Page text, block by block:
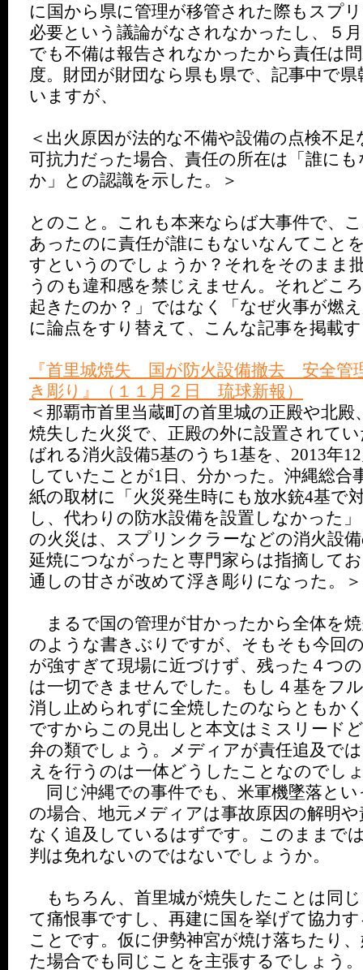
に国から県に管理が移管された際もスプ
必要という議論がなされなかったし、５
でも不備は報告されなかったから責任は
度。財団が財団なら県も県で、記事中で
いますが、
＜出火原因が法的な不備や設備の点検不
可抗力だった場合、責任の所在は「誰に
か」との認識を示した。＞
とのこと。これも本来ならば大事件で、
あったのに責任が誰にもないなんてこと
すというのでしょうか？それをそのまま
うのも違和感を禁じえません。それどこ
起きたのか？」ではなく「なぜ火事が燃
に論点をすり替えて、こんな記事を掲載
『首里城焼失 国が防火設備撤去 安全管
き彫り』（１１月２日 琉球新報）
＜那覇市首里当蔵町の首里城の正殿や北
焼失した火災で、正殿の外に設置されて
ばれる消火設備5基のうち1基を、2013年
していたことが1日、分かった。沖縄総合
紙の取材に「火災発生時にも放水銃4基で
し、代わりの防水設備を設置しなかった
の火災は、スプリンクラーなどの消火設
延焼につながったと専門家らは指摘して
通しの甘さが改めて浮き彫りになった。＞
まるで国の管理が甘かったから全体を
のような書きぶりですが、そもそも今回
が強すぎて現場に近づけず、残った４つ
は一切できませんでした。もし４基をフ
消し止められずに全焼したのならともか
ですからこの見出しと本文はミスリード
弁の類でしょう。メディアが責任追及で
えを行うのは一体どうしたことなのでし
同じ沖縄での事件でも、米軍機墜落とい
の場合、地元メディアは事故原因の解明
なく追及しているはずです。このままで
判は免れないのではないでしょうか。
もちろん、首里城が焼失したことは同
て痛恨事ですし、再建に国を挙げて協力
ことです。仮に伊勢神宮が焼け落ちたり
た場合でも同じことを主張するでしょう